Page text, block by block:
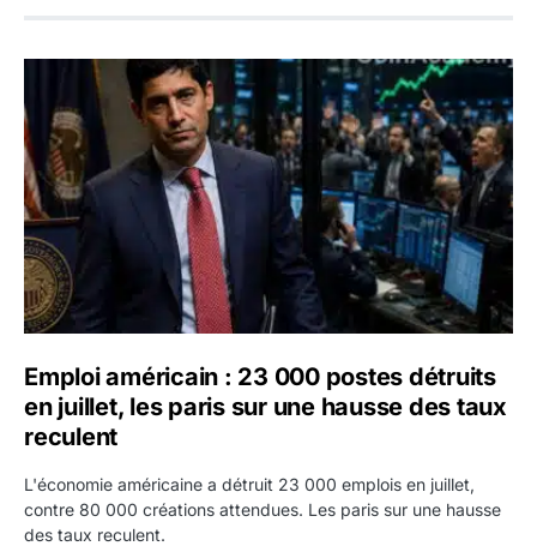
Emploi américain : 23 000 postes détruits en juillet, les
Emploi américain : 23 000 postes détruits
en juillet, les paris sur une hausse des taux
reculent
L'économie américaine a détruit 23 000 emplois en juillet,
contre 80 000 créations attendues. Les paris sur une hausse
des taux reculent.